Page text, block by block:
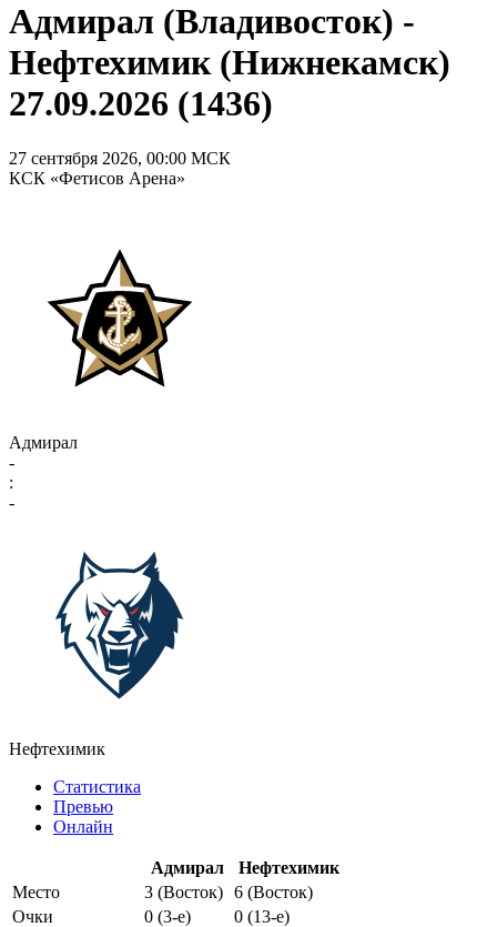
Адмирал (Владивосток) -
Нефтехимик (Нижнекамск)
27.09.2026 (1436)
27 сентября 2026, 00:00 МСК
КСК «Фетисов Арена»
Адмирал
-
:
-
Нефтехимик
Статистика
Превью
Онлайн
Адмирал
Нефтехимик
Место
3 (Восток) 6 (Восток)
Очки
0 (3-e)
0 (13-e)